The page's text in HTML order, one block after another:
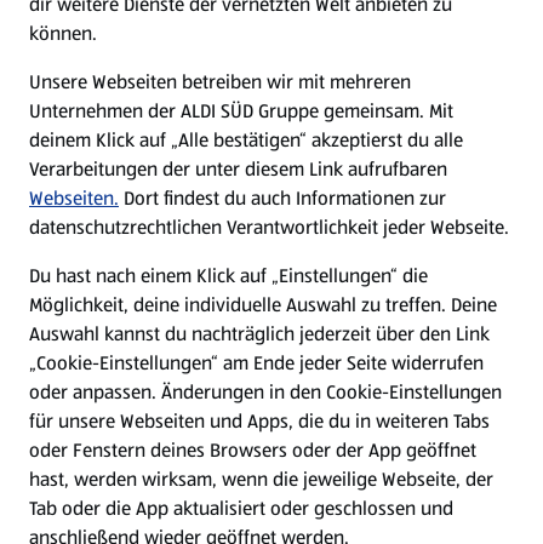
Nachhaltigkeit
Karriere
Presse
Hilfe & Kontakt
(öffnet in einem neuen Tab)
Unternehmen
Folge uns hier:
können.
Unsere Webseiten betreiben wir mit mehreren
Unternehmen der ALDI SÜD Gruppe gemeinsam. Mit
deinem Klick auf „Alle bestätigen“ akzeptierst du alle
Verarbeitungen der unter diesem Link aufrufbaren
Webseiten. Dort findest du auch Informationen zur
datenschutzrechtlichen Verantwortlichkeit jeder Webseite.
Du hast nach einem Klick auf „Einstellungen“ die
Möglichkeit, deine individuelle Auswahl zu treffen. Deine
Auswahl kannst du nachträglich jederzeit über den Link
„Cookie-Einstellungen“ am Ende jeder Seite widerrufen
oder anpassen. Änderungen in den Cookie-Einstellungen
für unsere Webseiten und Apps, die du in weiteren Tabs
oder Fenstern deines Browsers oder der App geöffnet
hast, werden wirksam, wenn die jeweilige Webseite, der
Tab oder die App aktualisiert oder geschlossen und
anschließend wieder geöffnet werden.